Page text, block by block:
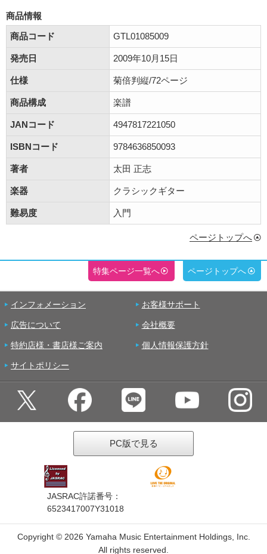
商品情報
商品コード
GTL01085009
発売日 2009年10月15日
仕様 菊倍判縦/72ページ
商品構成 楽譜
JANコード 4947817221050
ISBNコード 9784636850093
著者 太田 正志
楽器 クラシックギター
難易度 入門
ページトップへ
特集ページ一覧へ ページトップへ
インフォメーション お客様サポート
広告について 会社概要
特約店様・書店様ご案内 個人情報保護方針
サイトポリシー
PC版で見る
JASRAC許諾番号：
6523417007Y31018
Copyright © 2026 Yamaha Music Entertainment Holdings, Inc.
All rights reserved.